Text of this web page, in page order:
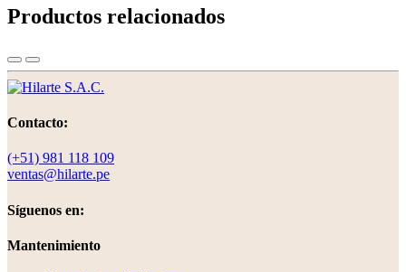
Productos relacionados
Contacto:
(+51) 981 118 109
ventas@hilarte.pe
Síguenos en:
Mantenimiento